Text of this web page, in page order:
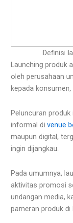
Definisi
Launching produk
oleh perusahaan
kepada
Peluncuran
informal divenue
maupun digital,
ingin dijangkau.
Pada umumnya,
aktivitas promosi
undangan media,
pameran produk di